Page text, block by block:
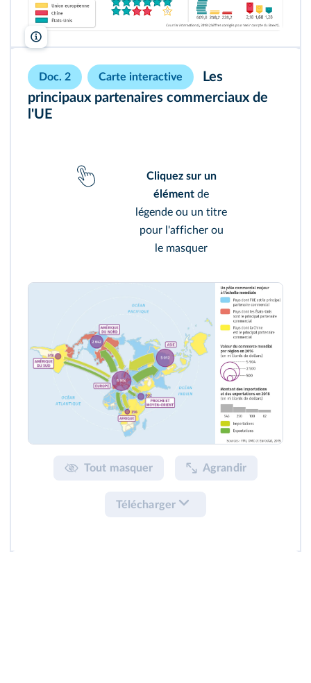
Doc. 2 Carte interactive
Les
principaux partenaires commerciaux de
l'UE
Cliquez sur un
élément de
légende ou un titre
pour l'afficher ou
le masquer
Tout masquer Agrandir
Télécharger